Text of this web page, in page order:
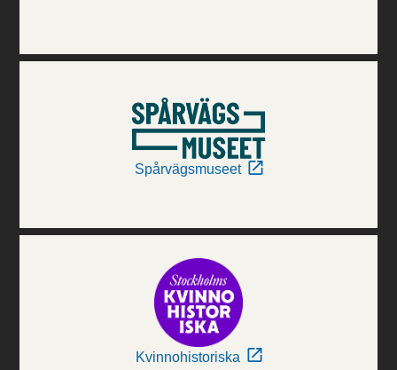
Spårvägsmuseet
Kvinnohistoriska